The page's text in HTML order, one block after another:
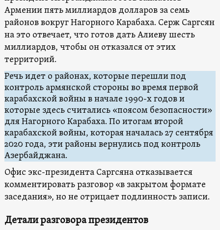
Армении пять миллиардов долларов за семь
районов вокруг Нагорного Карабаха. Серж Саргсян
на это отвечает, что готов дать Алиеву шесть
миллиардов, чтобы он отказался от этих
территорий.
Речь идет о районах, которые перешли под
контроль армянской стороны во время первой
карабахской войны в начале 1990-х годов и
которые здесь считались «поясом безопасности»
для Нагорного Карабаха. По итогам второй
карабахской войны, которая началась 27 сентября
2020 года, эти районы вернулись под контроль
Азербайджана.
Офис экс-президента Саргсяна отказывается
комментировать разговор «в закрытом формате
заседания», но не отрицает подлинность записи.
Детали разговора президентов